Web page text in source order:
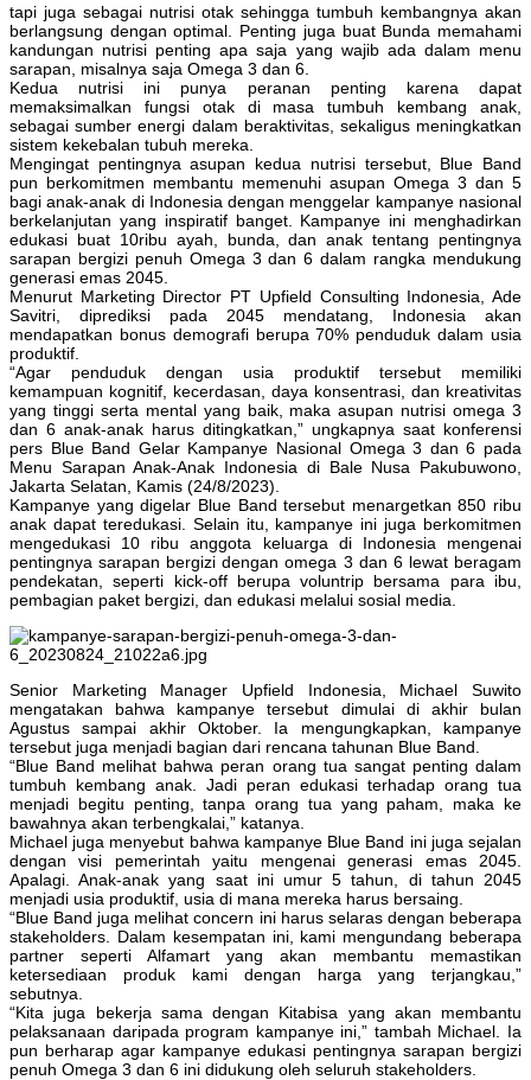
tapi juga sebagai nutrisi otak sehingga tumbuh kembangnya akan
berlangsung dengan optimal. Penting juga buat Bunda memahami
kandungan nutrisi penting apa saja yang wajib ada dalam menu
sarapan, misalnya saja Omega 3 dan 6.
Kedua nutrisi ini punya peranan penting karena dapat
memaksimalkan fungsi otak di masa tumbuh kembang anak,
sebagai sumber energi dalam beraktivitas, sekaligus meningkatkan
sistem kekebalan tubuh mereka.
Mengingat pentingnya asupan kedua nutrisi tersebut, Blue Band
pun berkomitmen membantu memenuhi asupan Omega 3 dan 5
bagi anak-anak di Indonesia dengan menggelar kampanye nasional
berkelanjutan yang inspiratif banget. Kampanye ini menghadirkan
edukasi buat 10ribu ayah, bunda, dan anak tentang pentingnya
sarapan bergizi penuh Omega 3 dan 6 dalam rangka mendukung
generasi emas 2045.
Menurut Marketing Director PT Upfield Consulting Indonesia, Ade
Savitri, diprediksi pada 2045 mendatang, Indonesia akan
mendapatkan bonus demografi berupa 70% penduduk dalam usia
produktif.
“Agar penduduk dengan usia produktif tersebut memiliki
kemampuan kognitif, kecerdasan, daya konsentrasi, dan kreativitas
yang tinggi serta mental yang baik, maka asupan nutrisi omega 3
dan 6 anak-anak harus ditingkatkan,” ungkapnya saat konferensi
pers Blue Band Gelar Kampanye Nasional Omega 3 dan 6 pada
Menu Sarapan Anak-Anak Indonesia di Bale Nusa Pakubuwono,
Jakarta Selatan, Kamis (24/8/2023).
Kampanye yang digelar Blue Band tersebut menargetkan 850 ribu
anak dapat teredukasi. Selain itu, kampanye ini juga berkomitmen
mengedukasi 10 ribu anggota keluarga di Indonesia mengenai
pentingnya sarapan bergizi dengan omega 3 dan 6 lewat beragam
pendekatan, seperti kick-off berupa voluntrip bersama para ibu,
pembagian paket bergizi, dan edukasi melalui sosial media.
Senior Marketing Manager Upfield Indonesia, Michael Suwito
mengatakan bahwa kampanye tersebut dimulai di akhir bulan
Agustus sampai akhir Oktober. Ia mengungkapkan, kampanye
tersebut juga menjadi bagian dari rencana tahunan Blue Band.
“Blue Band melihat bahwa peran orang tua sangat penting dalam
tumbuh kembang anak. Jadi peran edukasi terhadap orang tua
menjadi begitu penting, tanpa orang tua yang paham, maka ke
bawahnya akan terbengkalai,” katanya.
Michael juga menyebut bahwa kampanye Blue Band ini juga sejalan
dengan visi pemerintah yaitu mengenai generasi emas 2045.
Apalagi. Anak-anak yang saat ini umur 5 tahun, di tahun 2045
menjadi usia produktif, usia di mana mereka harus bersaing.
“Blue Band juga melihat concern ini harus selaras dengan beberapa
stakeholders. Dalam kesempatan ini, kami mengundang beberapa
partner seperti Alfamart yang akan membantu memastikan
ketersediaan produk kami dengan harga yang terjangkau,”
sebutnya.
“Kita juga bekerja sama dengan Kitabisa yang akan membantu
pelaksanaan daripada program kampanye ini,” tambah Michael. Ia
pun berharap agar kampanye edukasi pentingnya sarapan bergizi
penuh Omega 3 dan 6 ini didukung oleh seluruh stakeholders.